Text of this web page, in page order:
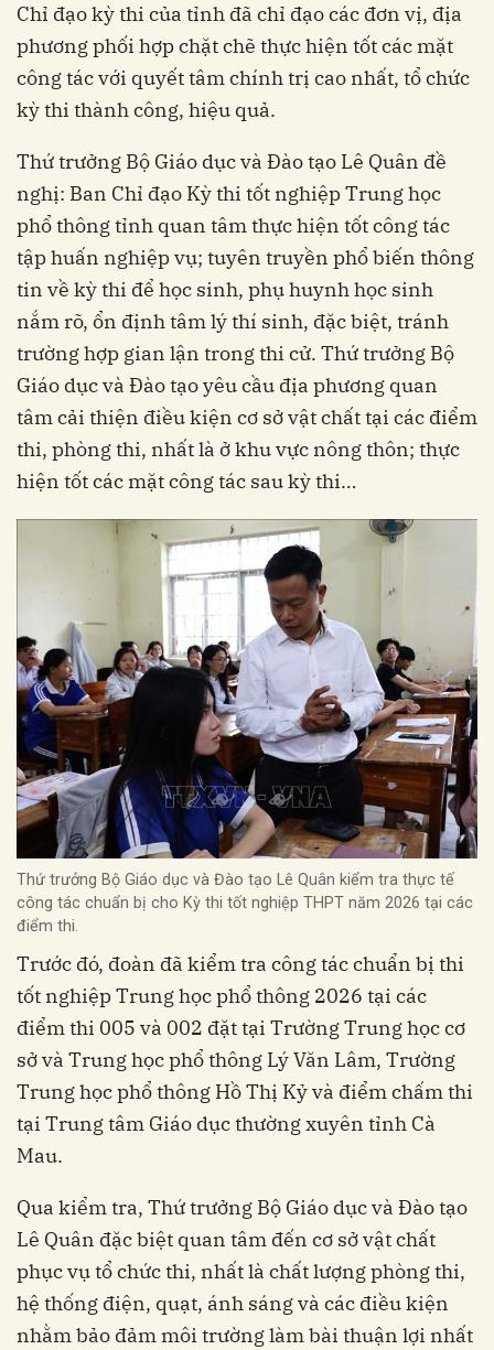
Chỉ đạo kỳ thi của tỉnh đã chỉ đạo các đơn vị, địa
phương phối hợp chặt chẽ thực hiện tốt các mặt
công tác với quyết tâm chính trị cao nhất, tổ chức
kỳ thi thành công, hiệu quả.
Thứ trưởng Bộ Giáo dục và Đào tạo Lê Quân đề
nghị: Ban Chỉ đạo Kỳ thi tốt nghiệp Trung học
phổ thông tỉnh quan tâm thực hiện tốt công tác
tập huấn nghiệp vụ; tuyên truyền phổ biến thông
tin về kỳ thi để học sinh, phụ huynh học sinh
nắm rõ, ổn định tâm lý thí sinh, đặc biệt, tránh
trường hợp gian lận trong thi cử. Thứ trưởng Bộ
Giáo dục và Đào tạo yêu cầu địa phương quan
tâm cải thiện điều kiện cơ sở vật chất tại các điểm
thi, phòng thi, nhất là ở khu vực nông thôn; thực
hiện tốt các mặt công tác sau kỳ thi…
Thứ trưởng Bộ Giáo dục và Đào tạo Lê Quân kiểm tra thực tế
công tác chuẩn bị cho Kỳ thi tốt nghiệp THPT năm 2026 tại các
điểm thi.
Trước đó, đoàn đã kiểm tra công tác chuẩn bị thi
tốt nghiệp Trung học phổ thông 2026 tại các
điểm thi 005 và 002 đặt tại Trường Trung học cơ
sở và Trung học phổ thông Lý Văn Lâm, Trường
Trung học phổ thông Hồ Thị Kỷ và điểm chấm thi
tại Trung tâm Giáo dục thường xuyên tỉnh Cà
Mau.
Qua kiểm tra, Thứ trưởng Bộ Giáo dục và Đào tạo
Lê Quân đặc biệt quan tâm đến cơ sở vật chất
phục vụ tổ chức thi, nhất là chất lượng phòng thi,
hệ thống điện, quạt, ánh sáng và các điều kiện
nhằm bảo đảm môi trường làm bài thuận lợi nhất